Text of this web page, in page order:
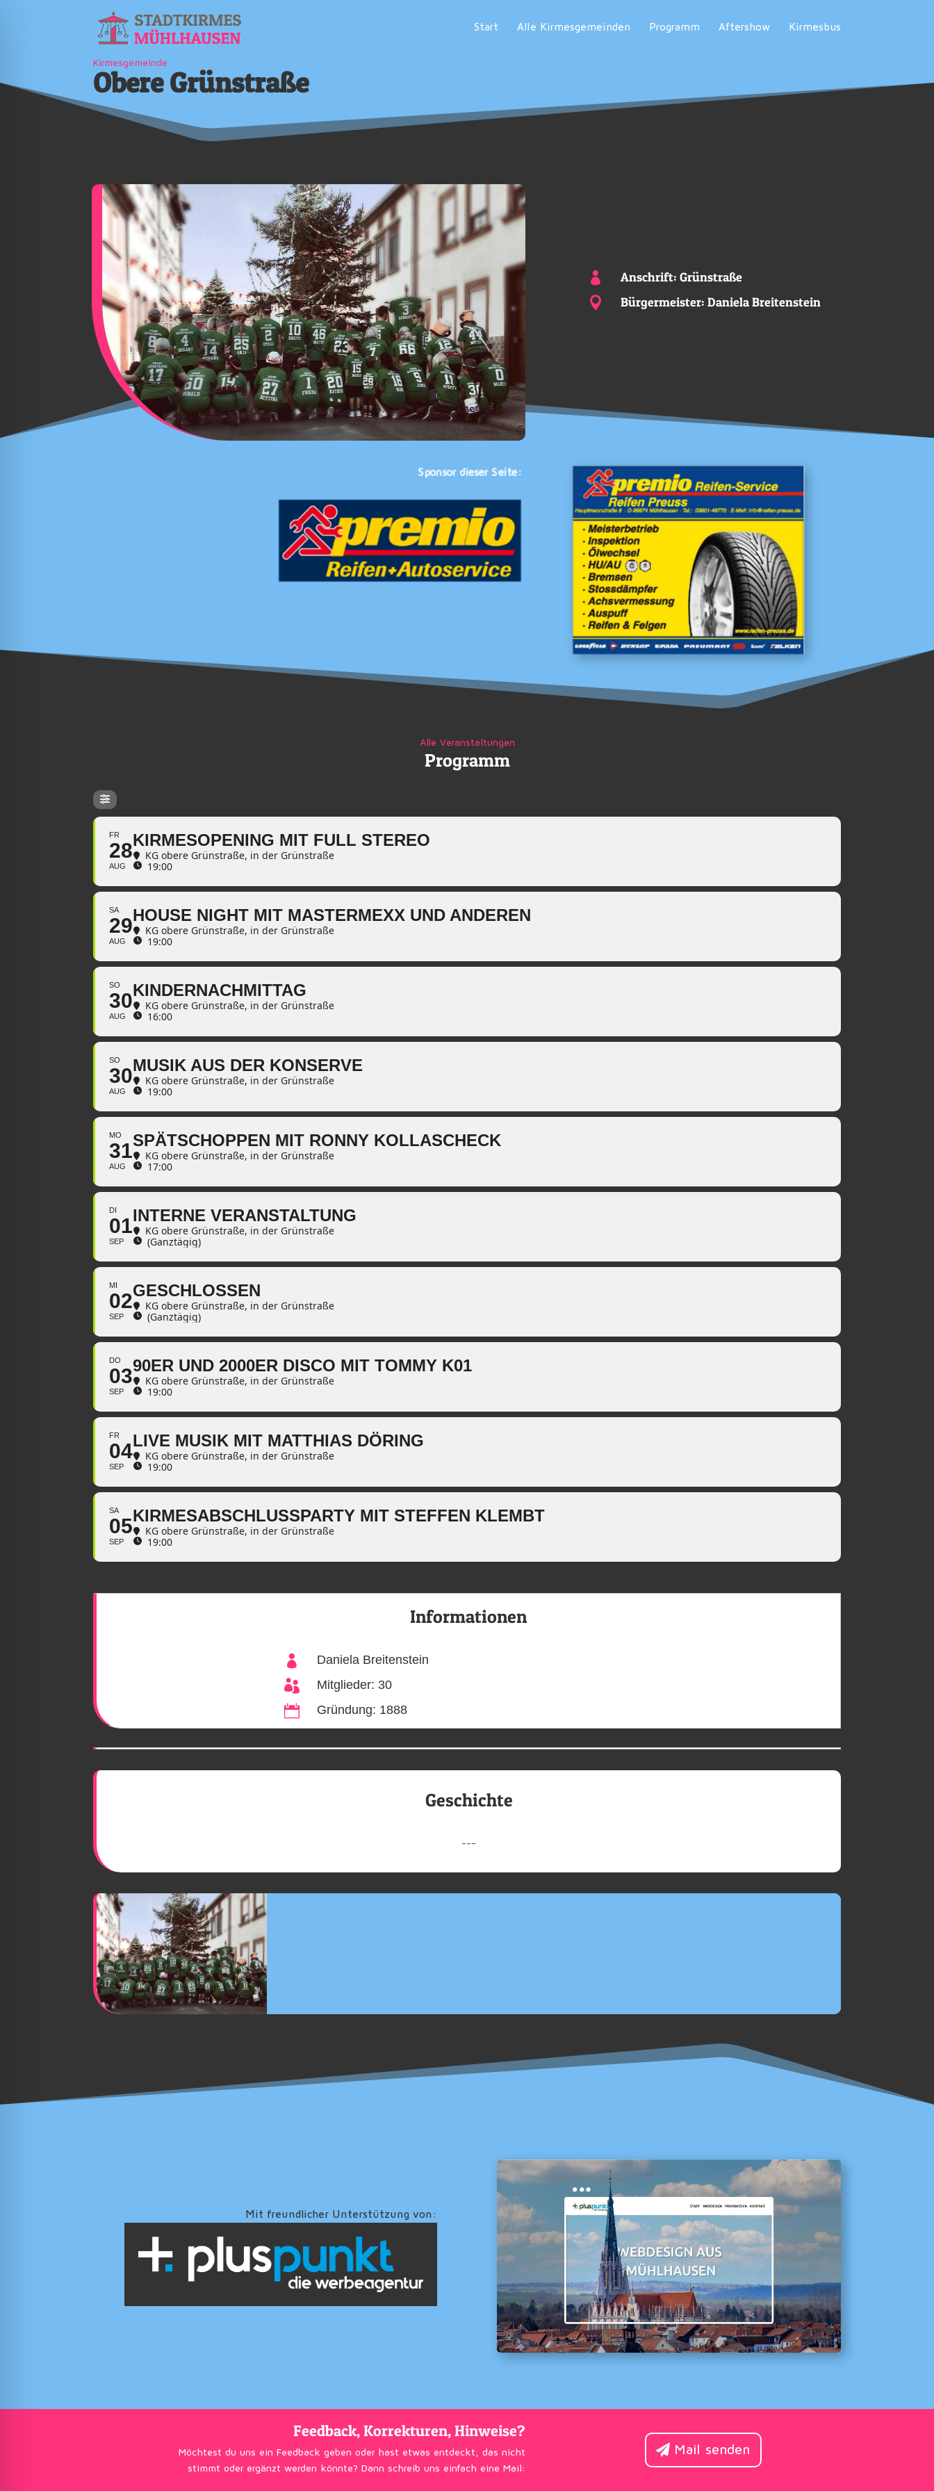
Start Alle Kirmesgemeinden Programm Aftershow Kirmesbus
Kirmesgemeinde
Obere Grünstraße
 Anschrift: Grünstraße
 Bürgermeister: Daniela Breitenstein
Sponsor dieser Seite:
Alle Veranstaltungen
Programm
FR
28
AUG
KIRMESOPENING MIT FULL STEREO
KG obere Grünstraße, in der Grünstraße
19:00
SA
29
AUG
HOUSE NIGHT MIT MASTERMEXX UND ANDEREN
KG obere Grünstraße, in der Grünstraße
19:00
SO
30
AUG
KINDERNACHMITTAG
KG obere Grünstraße, in der Grünstraße
16:00
SO
30
AUG
MUSIK AUS DER KONSERVE
KG obere Grünstraße, in der Grünstraße
19:00
MO
31
AUG
SPÄTSCHOPPEN MIT RONNY KOLLASCHECK
KG obere Grünstraße, in der Grünstraße
17:00
DI
01
SEP
INTERNE VERANSTALTUNG
KG obere Grünstraße, in der Grünstraße
(Ganztägig)
MI
02
SEP
GESCHLOSSEN
KG obere Grünstraße, in der Grünstraße
(Ganztägig)
DO
03
SEP
90ER UND 2000ER DISCO MIT TOMMY K01
KG obere Grünstraße, in der Grünstraße
19:00
FR
04
SEP
LIVE MUSIK MIT MATTHIAS DÖRING
KG obere Grünstraße, in der Grünstraße
19:00
SA
05
SEP
KIRMESABSCHLUSSPARTY MIT STEFFEN KLEMBT
KG obere Grünstraße, in der Grünstraße
19:00
Informationen
 Daniela Breitenstein
 Mitglieder: 30
 Gründung: 1888
Geschichte
---
Mit freundlicher Unterstützung von:
Feedback, Korrekturen, Hinweise?
Möchtest du uns ein Feedback geben oder hast etwas entdeckt, das nicht
stimmt oder ergänzt werden könnte? Dann schreib uns einfach eine Mail:
Mail senden